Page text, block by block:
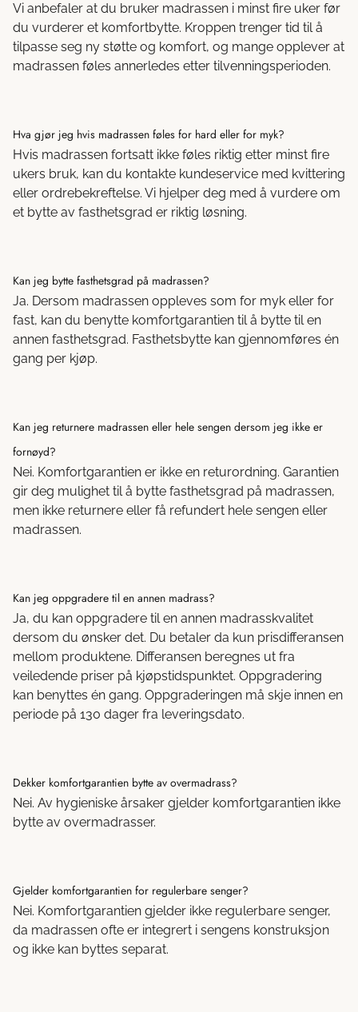
Vi anbefaler at du bruker madrassen i minst fire uker før
du vurderer et komfortbytte. Kroppen trenger tid til å
tilpasse seg ny støtte og komfort, og mange opplever at
madrassen føles annerledes etter tilvenningsperioden.
Hva gjør jeg hvis madrassen føles for hard eller for myk?
Hvis madrassen fortsatt ikke føles riktig etter minst fire
ukers bruk, kan du kontakte kundeservice med kvittering
eller ordrebekreftelse. Vi hjelper deg med å vurdere om
et bytte av fasthetsgrad er riktig løsning.
Kan jeg bytte fasthetsgrad på madrassen?
Ja. Dersom madrassen oppleves som for myk eller for
fast, kan du benytte komfortgarantien til å bytte til en
annen fasthetsgrad. Fasthetsbytte kan gjennomføres én
gang per kjøp.
Kan jeg returnere madrassen eller hele sengen dersom jeg ikke er
fornøyd?
Nei. Komfortgarantien er ikke en returordning. Garantien
gir deg mulighet til å bytte fasthetsgrad på madrassen,
men ikke returnere eller få refundert hele sengen eller
madrassen.
Kan jeg oppgradere til en annen madrass?
Ja, du kan oppgradere til en annen madrasskvalitet
dersom du ønsker det. Du betaler da kun prisdifferansen
mellom produktene. Differansen beregnes ut fra
veiledende priser på kjøpstidspunktet. Oppgradering
kan benyttes én gang. Oppgraderingen må skje innen en
periode på 130 dager fra leveringsdato.
Dekker komfortgarantien bytte av overmadrass?
Nei. Av hygieniske årsaker gjelder komfortgarantien ikke
bytte av overmadrasser.
Gjelder komfortgarantien for regulerbare senger?
Nei. Komfortgarantien gjelder ikke regulerbare senger,
da madrassen ofte er integrert i sengens konstruksjon
og ikke kan byttes separat.